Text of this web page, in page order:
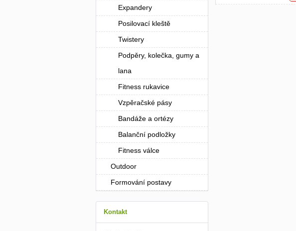
Expandery
Posilovací kleště
Twistery
Podpěry, kolečka, gumy a
lana
Fitness rukavice
Vzpěračské pásy
Bandáže a ortézy
Balanční podložky
Fitness válce
Outdoor
Formování postavy
Kontakt